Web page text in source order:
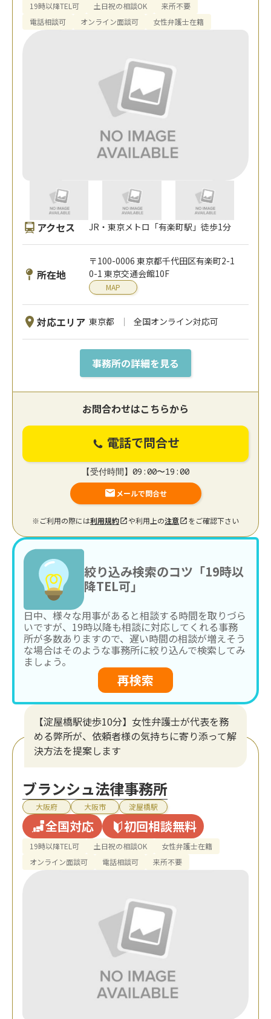
19時以降TEL可 土日祝の相談OK
来所不要
電話相談可
オンライン面談可 女性弁護士在籍
アクセス JR・東京メトロ「有楽町駅」徒歩1分
所在地
〒100-0006 東京都千代田区有楽町2-1
0-1 東京交通会館10F
MAP
対応エリア 東京都 全国オンライン対応可
事務所の詳細を見る
お問合わせはこちらから
電話で問合せ
【受付時間】09:00〜19:00
メールで問合せ
※ご利用の際には利用規約 や利用上の注意 をご確認下さい
絞り込み検索のコツ「19時以
降TEL可」
日中、様々な用事があると相談する時間を取りづら
いですが、19時以降も相談に対応してくれる事務
所が多数ありますので、遅い時間の相談が増えそう
な場合はそのような事務所に絞り込んで検索してみ
ましょう。
再検索
【淀屋橋駅徒歩10分】女性弁護士が代表を務
める弊所が、依頼者様の気持ちに寄り添って解
決方法を提案します
ブランシュ法律事務所
大阪府 大阪市 淀屋橋駅
全国対応 初回相談無料
19時以降TEL可 土日祝の相談OK
女性弁護士在籍
オンライン面談可
電話相談可 来所不要